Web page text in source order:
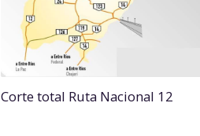
Corte total Ruta Nacional 12